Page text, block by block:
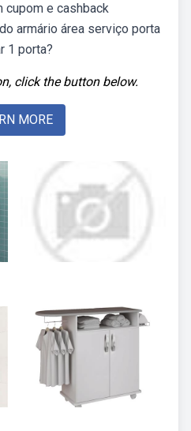
cupom e cashback
armário área serviço porta
1 porta?
click the button below.
MORE